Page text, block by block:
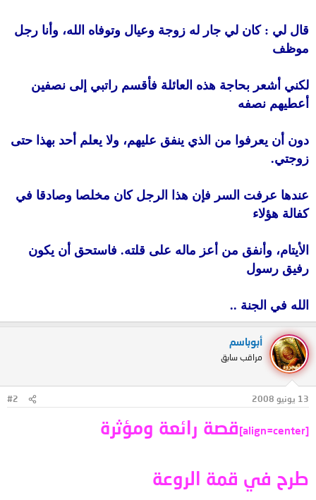
قال لي : كان لي جار له زوجة وعيال وتوفاه الله، وأنا رجل
موظف
لكني أشعر بحاجة هذه العائلة فأقسم راتبي إلى نصفين
أعطيهم نصفه
دون أن يعرفوا من الذي ينفق عليهم، ولا يعلم أحد بهذا حتى
زوجتي.
عندها عرفت السر فإن هذا الرجل كان مخلصا وصادقا في
كفالة هؤلاء
الأيتام، وأنفق من أعز ماله على قلته. فاستحق أن يكون
رفيق رسول
الله في الجنة ..
أبوباسم
مراقب سابق
13 يونيو 2008 #2
[align=center] قصة رائعة ومؤثرة
طرح في قمة الروعة